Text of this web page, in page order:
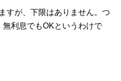
すが、下限はありません。つ
無利息でもOKというわけで